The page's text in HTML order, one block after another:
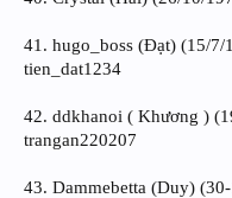
41. hugo_boss (Đạt) (15/
tien_dat1234
42. ddkhanoi ( Khương )
trangan220207
43. Dammebetta (Duy)